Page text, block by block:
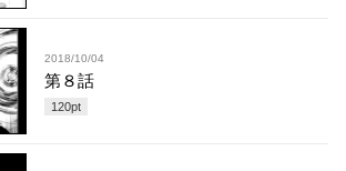
2018/10/04
第８話
120pt